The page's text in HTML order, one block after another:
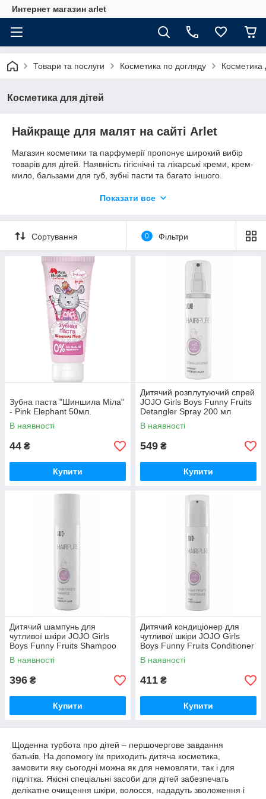
Интернет магазин arlet
Товари та послуги Косметика по догляду Косметика
Косметика для дітей
Найкраще для малят на сайті Arlet
Магазин косметики та парфумерії пропонує широкий вибір
товарів для дітей. Наявність гігієнічні та лікарські креми, крем-
мило, бальзами для губ, зубні пасти та багато іншого.
надійність! Ми пишаємося великою кількістю постійних
Дитяча косметика відрізняється від дорослої. Чому? Вона
гіпоалергенна, її склад максимально натуральний, її яскрава
упаковка привертає малюків, безпечна. Побалуйте свою
дитину першою косметикою по догляду.
Ми чекаємо Вашого замовлення на сайті. Його можна
зробити через кошик, додати в неї всю потрібну продукцію
або шляхом дзвінка нашого менеджера.
Показати все
Сортування 0 Фільтри
Зубна паста "Шиншила Міла"
- Pink Elephant 50мл.
В наявності
44 ₴
Купити
Дитячий розплутуючий спрей
JOJO Girls Boys Funny Fruits
Detangler Spray 200 мл
(оригінал)
В наявності
549 ₴
Купити
Дитячий шампунь для
чутливої ​​шкіри JOJO Girls
Boys Funny Fruits Shampoo
250 мл (оригінал)
В наявності
396 ₴
Купити
Дитячий кондиціонер для
чутливої ​​шкіри JOJO Girls
Boys Funny Fruits Conditioner
200 мл (оригінал)
В наявності
411 ₴
Купити
Щоденна турбота про дітей – першочергове завдання
батьків. На допомогу їм приходить дитяча косметика,
замовити яку сьогодні можна як для немовляти, так і для
підлітка. Якісні спеціальні засоби для дітей забезпечать
делікатне очищення шкіри, волосся, нададуть зволоження і